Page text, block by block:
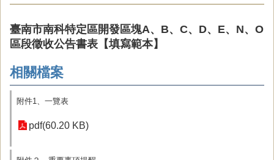
臺南市南科特定區開發區塊A、B、C、D、E、N、O
區段徵收公告書表【填寫範本】
相關檔案
附件1、一覽表
pdf(60.20 KB)